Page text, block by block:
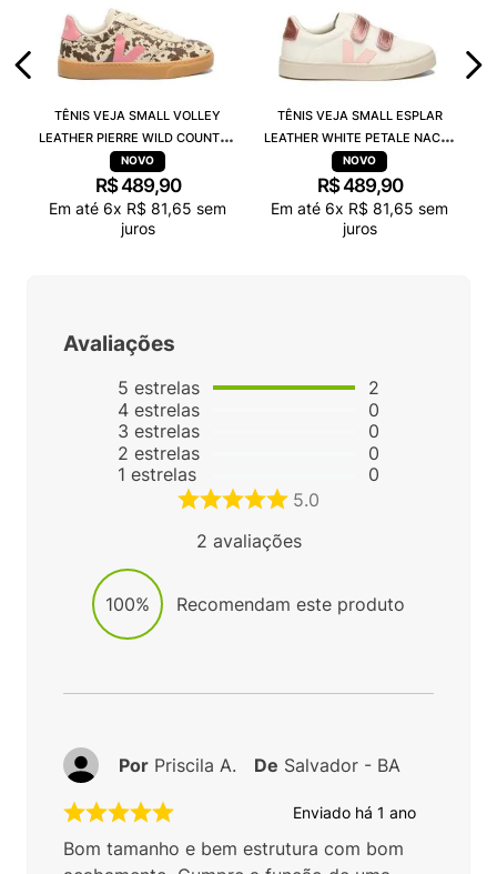
TÊNIS VEJA SMALL VOLLEY
LEATHER PIERRE WILD COUNTRY
MARY SY2021824C
R$489,90
Em até 6x R$ 81,65 sem
juros
TÊNIS VEJA SMALL ESPLAR
LEATHER WHITE PETALE NACRE
SV0520604C
R$489,90
Em até 6x R$ 81,65 sem
juros
Avaliações
5 estrelas
4 estrelas
3 estrelas
2 estrelas
1 estrelas
2
0
0
0
0
5.0
2 avaliações
100% Recomendam este produto
Enviado há 1 ano
Bom tamanho e bem estrutura com bom
Por Priscila A. De Salvador - BA